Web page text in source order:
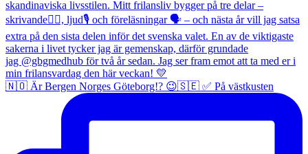
🇳🇴 Är Bergen Norges Göteborg!? 😉🇸🇪 ✅ På västkusten